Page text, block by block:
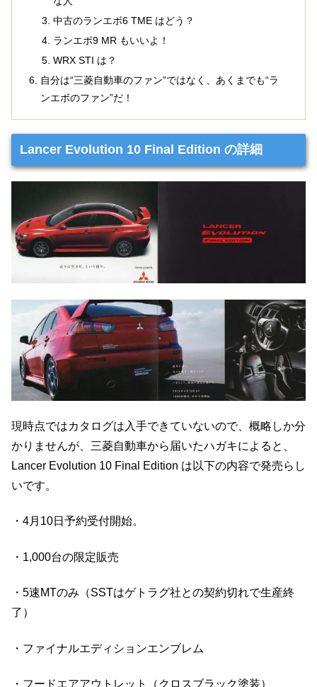
中古のランエボ6 TME はどう？
ランエボ9 MR もいいよ！
WRX STI は？
自分は“三菱自動車のファン”ではなく、あくまでも“ラ
ンエボのファン”だ！
Lancer Evolution 10 Final Edition の詳細
現時点ではカタログは入手できていないので、概略しか分
かりませんが、三菱自動車から届いたハガキによると、
Lancer Evolution 10 Final Edition は以下の内容で発売らし
いです。
・4月10日予約受付開始。
・1,000台の限定販売
・5速MTのみ（SSTはゲトラグ社との契約切れで生産終
了）
・ファイナルエディションエンブレム
・フードエアアウトレット（クロスブラック塗装）